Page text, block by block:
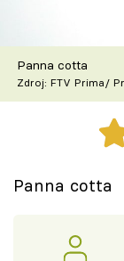
Škola
Recepty z
Speciál:
Těhotnej
Panna cotta
Zdroj: FTV Prima/
Panna cotta